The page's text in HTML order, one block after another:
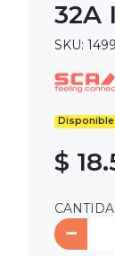
32A
SKU: 1499
Disponible
$